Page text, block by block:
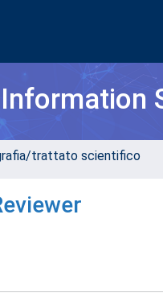
trattato scientifico